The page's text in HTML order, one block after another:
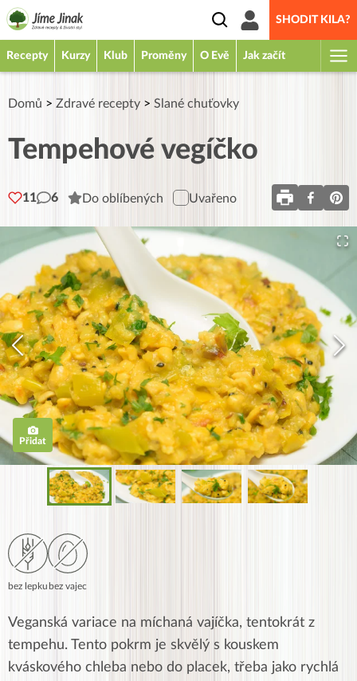
SHODIT KILA?
Recepty Kurzy Klub Proměny O Evě Jak začít
Domů > Zdravé recepty > Slané chuťovky
Tempehové vegíčko
11 6 Do oblíbených Uvařeno
Přidat
bez lepku bez vajec
Veganská variace na míchaná vajíčka, tentokrát z
tempehu. Tento pokrm je skvělý s kouskem
kváskového chleba nebo do placek, třeba jako rychlá